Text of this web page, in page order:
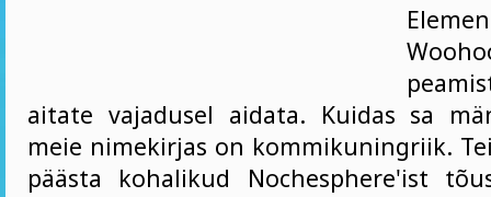
aitate vajadusel aidata. Kuidas sa
meie nimekirjas on kommikuningriik.
päästa kohalikud Nochesphere'ist